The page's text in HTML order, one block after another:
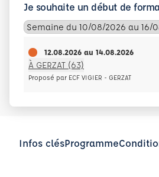
Je souhaite un début de
12.08.2026 au 14.08.2026
À GERZAT (63)
Proposé par ECF VIGIER - GERZAT
Infos clésProgramme